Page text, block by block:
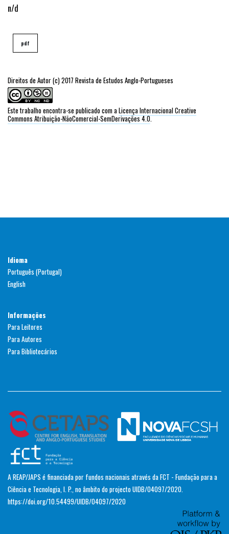
Direitos de Autor (c) 2017 Revista de Estudos Anglo-Portugueses
Este trabalho encontra-se publicado com aLicença Internacional Creative
Commons Atribuição-NãoComercial-SemDerivações 4.0.
n/d
pdf
Idioma
Português (Portugal)
English
Informações
Para Leitores
Para Autores
Para Bibliotecários
A REAP/JAPS é financiada por fundos nacionais através da FCT - Fundação para a
Ciência e Tecnologia, I. P., no âmbito do projecto UIDB/04097/2020.
https://doi.org/10.54499/UIDB/04097/2020